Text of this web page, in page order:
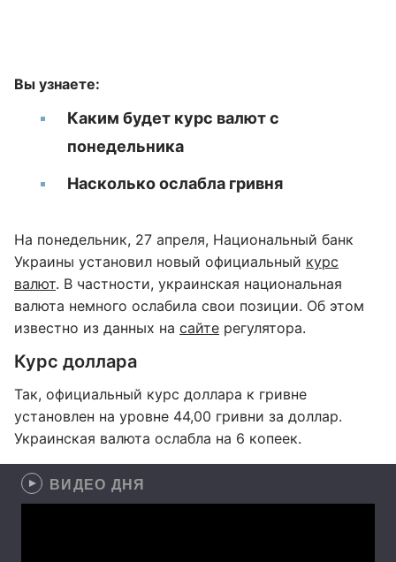
Вы узнаете:
Каким будет курс валют с
понедельника
Насколько ослабла гривня
На понедельник, 27 апреля, Национальный банк
Украины установил новый официальный курс
валют. В частности, украинская национальная
валюта немного ослабила свои позиции. Об этом
известно из данных на сайте регулятора.
Курс доллара
Так, официальный курс доллара к гривне
установлен на уровне 44,00 гривни за доллар.
Украинская валюта ослабла на 6 копеек.
ВИДЕО ДНЯ